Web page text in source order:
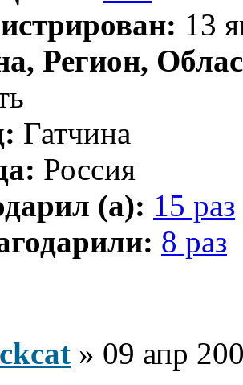
13
Регион,
Гатчина
Россия
(а): 15 раз
8 раз
» 09 апр